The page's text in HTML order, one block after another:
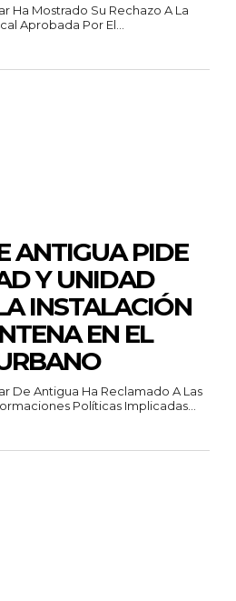
Ha Mostrado Su Rechazo A La
Aprobada Por El...
ANTIGUA PIDE
Y UNIDAD
INSTALACIÓN
EN EL
De Antigua Ha Reclamado A Las
Políticas Implicadas...